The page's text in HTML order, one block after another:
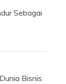
Sebagai
Bisnis